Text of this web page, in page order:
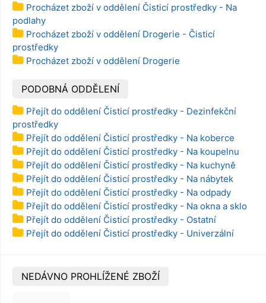
Procházet zboží v oddělení Čisticí prostředky - Na
podlahy
Procházet zboží v oddělení Drogerie - Čisticí
prostředky
Procházet zboží v oddělení Drogerie
PODOBNÁ ODDĚLENÍ
Přejít do oddělení Čisticí prostředky - Dezinfekční
prostředky
Přejít do oddělení Čisticí prostředky - Na koberce
Přejít do oddělení Čisticí prostředky - Na koupelnu
Přejít do oddělení Čisticí prostředky - Na kuchyně
Přejít do oddělení Čisticí prostředky - Na nábytek
Přejít do oddělení Čisticí prostředky - Na odpady
Přejít do oddělení Čisticí prostředky - Na okna a sklo
Přejít do oddělení Čisticí prostředky - Ostatní
Přejít do oddělení Čisticí prostředky - Univerzální
NEDÁVNO PROHLÍŽENÉ ZBOŽÍ